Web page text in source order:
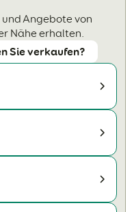
Angebote von
Nähe erhalten.
Sie verkaufen?